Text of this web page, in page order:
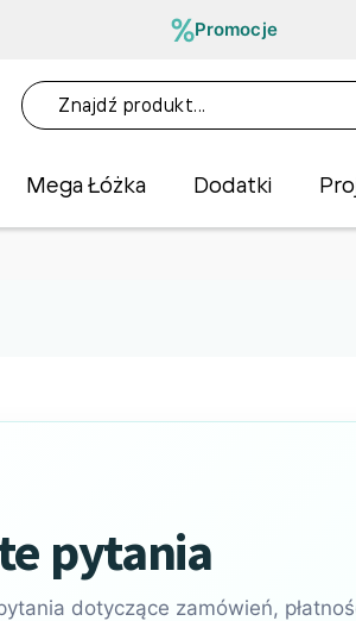
Promocje
Mega Łóżka Dodatki
pytania
dotyczące zamówień,